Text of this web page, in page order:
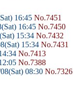
16:45 No.7451
16:45 No.7450
15:34 No.7432
15:34 No.7431
No.7413
No.7388
08:30 No.7326